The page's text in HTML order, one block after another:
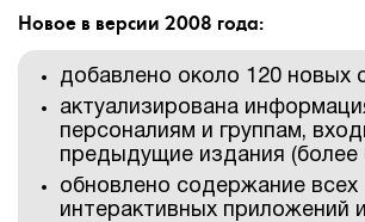
Новое в версии 2008 года:
добавлено около 120 новых
актуализирована
персоналиям и группам,
предыдущие издания (более
обновлено содержание всех
интерактивных приложений